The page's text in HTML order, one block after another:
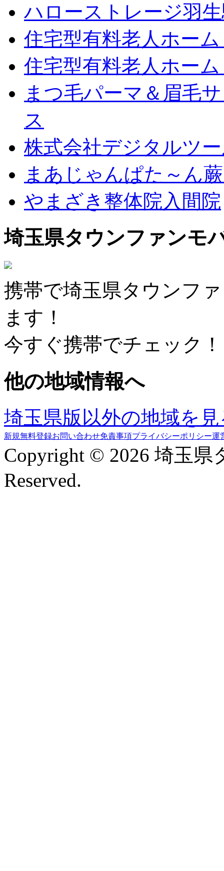
ハローストレージ羽
住宅型有料老人ホー
住宅型有料老人ホー
まつ毛パーマ＆眉毛
ス
株式会社デジタルツ
まあじゃんぱた～ん
やまざき整体院入間院
埼玉県タウンファンモ
携帯で埼玉県タウンフ
ます！
今すぐ携帯でチェック！
他の地域情報へ
埼玉県版以外の地域を
新規無料登録お問い合わせ免責事項プライバシーポリシー運
Copyright © 2026 埼玉
Reserved.